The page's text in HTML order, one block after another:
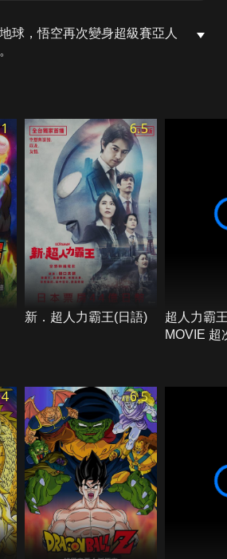
球，悟空再次變身超級賽亞人
6.5
新．超人力霸王(日語)
超人力霸
MOVIE 超
6.5